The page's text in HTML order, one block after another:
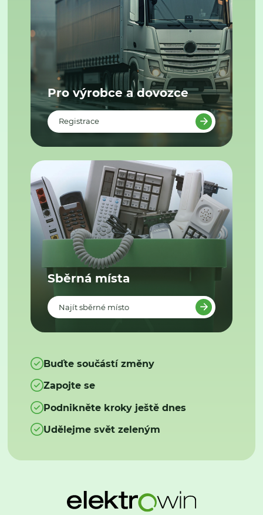
Pro výrobce a dovozce
Registrace
Sběrná místa
Najít sběrné místo
Buďte součástí změny
Zapojte se
Podnikněte kroky ještě dnes
Udělejme svět zeleným